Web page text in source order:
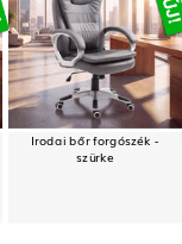
Irodai bőr forgószék -
szürke